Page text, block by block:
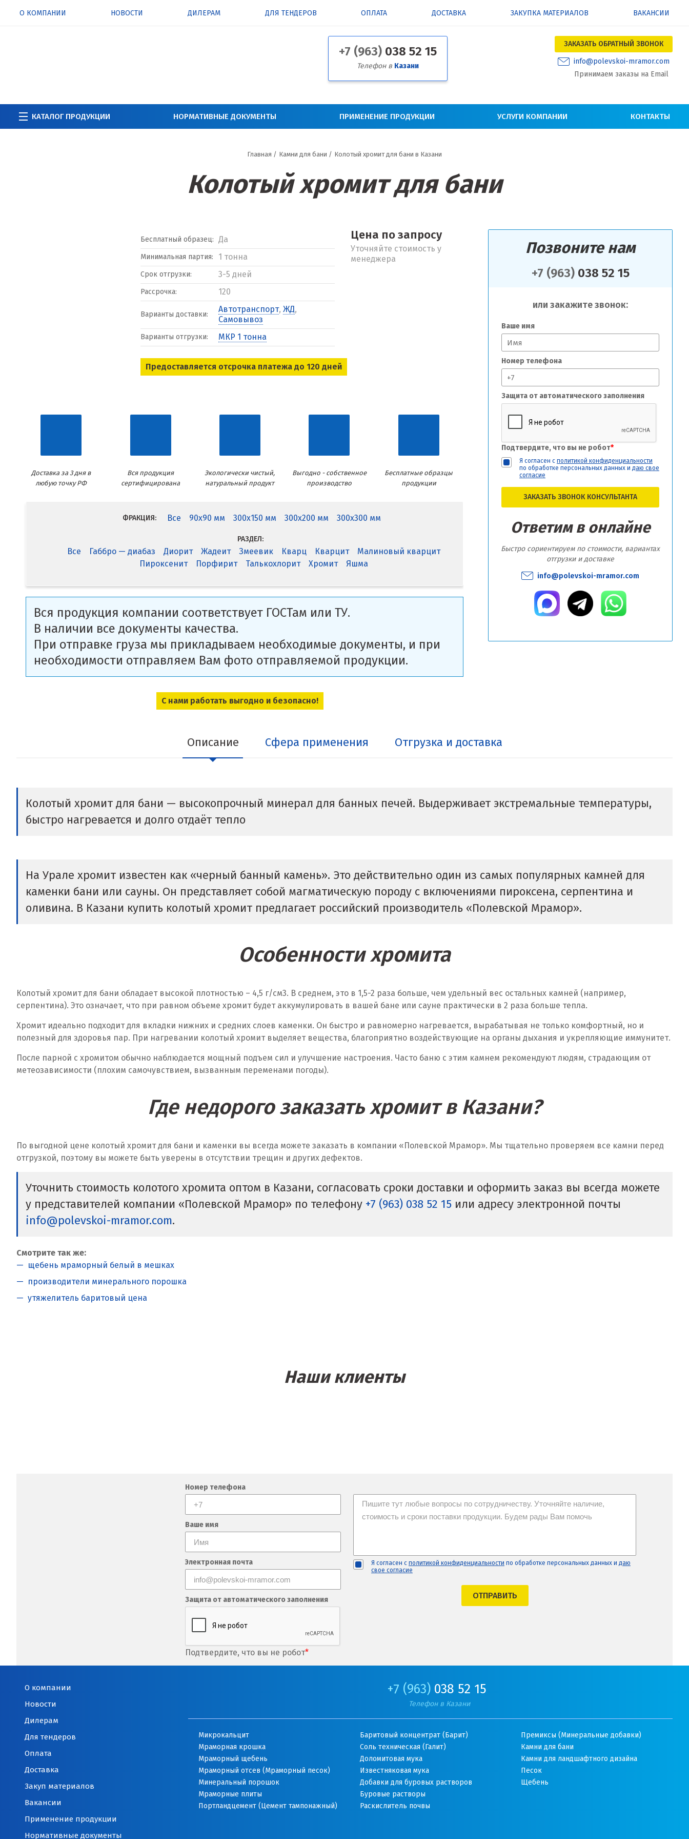
О КОМПАНИИ НОВОСТИ ДИЛЕРАМ ДЛЯ ТЕНДЕРОВ ОПЛАТА ДОСТАВКА ЗАКУПКА МАТЕРИАЛОВ ВАКАНСИИ
+7 (963) 038 52 15
Телефон в Казани
ЗАКАЗАТЬ ОБРАТНЫЙ ЗВОНОК
info@polevskoi-mramor.com
Принимаем заказы на Email
КАТАЛОГ ПРОДУКЦИИ НОРМАТИВНЫЕ ДОКУМЕНТЫ ПРИМЕНЕНИЕ ПРОДУКЦИИ УСЛУГИ КОМПАНИИ КОНТАКТЫ
Главная / Камни для бани / Колотый хромит для бани в Казани
Колотый хромит для бани
Позвоните нам
+7 (963)038 52 15
или закажите звонок:
Ваше имя
Номер телефона
Защита от автоматического заполнения
Подтвердите, что вы не робот*
Я согласен с политикой конфиденциальности
по обработке персональных данных и даю свое
согласие
ЗАКАЗАТЬ ЗВОНОК КОНСУЛЬТАНТА
Ответим в онлайне
Быстро сориентируем по стоимости, вариантах
отгрузки и доставке
info@polevskoi-mramor.com
Бесплатный образец: Да
Минимальная партия: 1 тонна
Срок отгрузки: 3-5 дней
Рассрочка: 120
Варианты доставки:
Автотранспорт, ЖД,
Самовывоз
Варианты отгрузки: МКР 1 тонна
Предоставляется отсрочка платежа до 120 дней
Цена по запросу
Уточняйте стоимость у
менеджера
Доставка за 3 дня в
любую точку РФ
Вся продукция
сертифицирована
Экологически чистый,
натуральный продукт
Выгодно - собственное
производство
Бесплатные образцы
продукции
ФРАКЦИЯ: Все 90x90 мм 300x150 мм 300x200 мм 300x300 мм
РАЗДЕЛ:
Все Габбро — диабаз Диорит Жадеит Змеевик Кварц Кварцит
Малиновый кварцит
Пироксенит
Порфирит Талькохлорит Хромит Яшма
Вся продукция компании соответствует ГОСТам или ТУ.
В наличии все документы качества.
При отправке груза мы прикладываем необходимые документы, и при
необходимости отправляем Вам фото отправляемой продукции.
С нами работать выгодно и безопасно!
Описание Сфера применения Отгрузка и доставка
Колотый хромит для бани — высокопрочный минерал для банных печей. Выдерживает экстремальные температуры,
быстро нагревается и долго отдаёт тепло
На Урале хромит известен как «черный банный камень». Это действительно один из самых популярных камней для
каменки бани или сауны. Он представляет собой магматическую породу с включениями пироксена, серпентина и
оливина. В Казани купить колотый хромит предлагает российский производитель «Полевской Мрамор».
Особенности хромита
Колотый хромит для бани обладает высокой плотностью – 4,5 г/см3. В среднем, это в 1,5-2 раза больше, чем удельный вес остальных камней (например,
серпентина). Это означает, что при равном объеме хромит будет аккумулировать в вашей бане или сауне практически в 2 раза больше тепла.
Хромит идеально подходит для вкладки нижних и средних слоев каменки. Он быстро и равномерно нагревается, вырабатывая не только комфортный, но и
полезный для здоровья пар. При нагревании колотый хромит выделяет вещества, благоприятно воздействующие на органы дыхания и укрепляющие иммунитет.
После парной с хромитом обычно наблюдается мощный подъем сил и улучшение настроения. Часто баню с этим камнем рекомендуют людям, страдающим от
метеозависимости (плохим самочувствием, вызванным переменами погоды).
Где недорого заказать хромит в Казани?
По выгодной цене колотый хромит для бани и каменки вы всегда можете заказать в компании «Полевской Мрамор». Мы тщательно проверяем все камни перед
отгрузкой, поэтому вы можете быть уверены в отсутствии трещин и других дефектов.
Уточнить стоимость колотого хромита оптом в Казани, согласовать сроки доставки и оформить заказ вы всегда можете
у представителей компании «Полевской Мрамор» по телефону +7 (963) 038 52 15 или адресу электронной почты
info@polevskoi-mramor.com.
Смотрите так же:
щебень мраморный белый в мешках
производители минерального порошка
утяжелитель баритовый цена
Наши клиенты
Номер телефона
Ваше имя
Электронная почта
Защита от автоматического заполнения
Подтвердите, что вы не робот*
Я согласен с политикой конфиденциальности по обработке персональных данных и даю
свое согласие
ОТПРАВИТЬ
О компании
Новости
Дилерам
Для тендеров
Оплата
Доставка
Закуп материалов
Вакансии
Применение продукции
Нормативные документы
+7 (963)038 52 15
Телефон в Казани
Микрокальцит
Мраморная крошка
Мраморный щебень
Мраморный отсев (Мраморный песок)
Минеральный порошок
Мраморные плиты
Портландцемент (Цемент тампонажный)
Баритовый концентрат (Барит)
Соль техническая (Галит)
Доломитовая мука
Известняковая мука
Добавки для буровых растворов
Буровые растворы
Раскислитель почвы
Премиксы (Минеральные добавки)
Камни для бани
Камни для ландшафтного дизайна
Песок
Щебень